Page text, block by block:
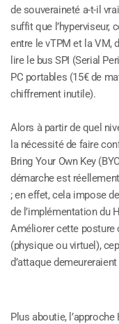
de souveraineté a-t-il
suffit que l’hyperviseur,
entre le vTPM et la VM,
lire le bus SPI (Serial
PC portables (15€ de
chiffrement inutile).
Alors à partir de quel
la nécessité de faire
Bring Your Own Key
démarche est
; en effet, cela impose
de l’implémentation du
Améliorer cette posture
(physique ou virtuel),
d’attaque
Plus aboutie,